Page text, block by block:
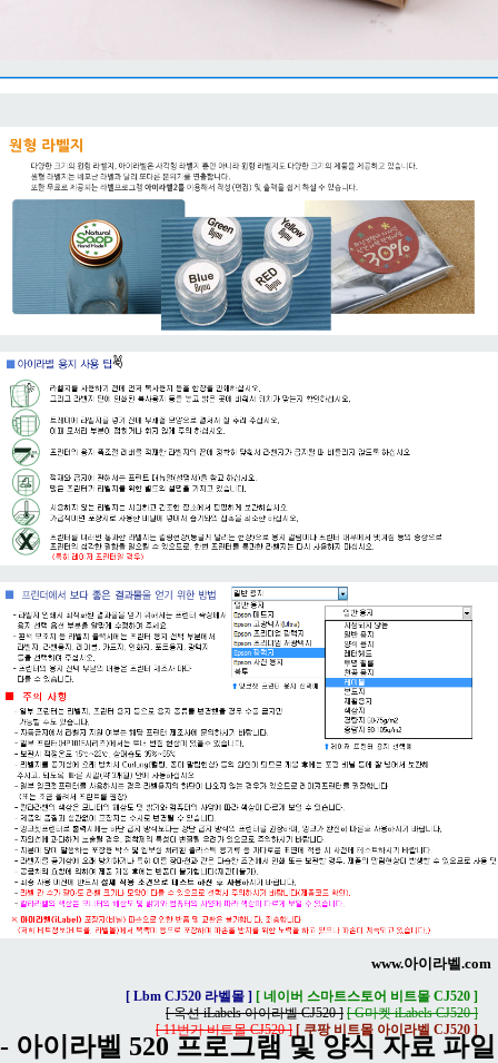
www.아이라벨.com
[ Lbm CJ520 라벨몰 ] [ 네이버 스마트스토어 비트몰 CJ520 ]
[ 옥션 iLabels 아이라벨 CJ520 ] [ G마켓 iLabels CJ520 ]
[ 11번가 비트몰 CJ520 ] [ 쿠팡 비트몰 아이라벨 CJ520 ]
- 아이라벨 520 프로그램 및 양식 자료 파일